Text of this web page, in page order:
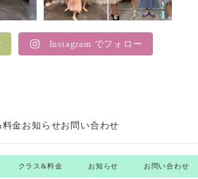
Instagram でフォロー
金お知らせお問い合わせ
Ballet Arts All Rights Reserved.
クラス&料金 お知らせ お問い合わせ